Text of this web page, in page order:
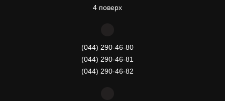
4 поверх
(044) 290-46-80
(044) 290-46-81
(044) 290-46-82